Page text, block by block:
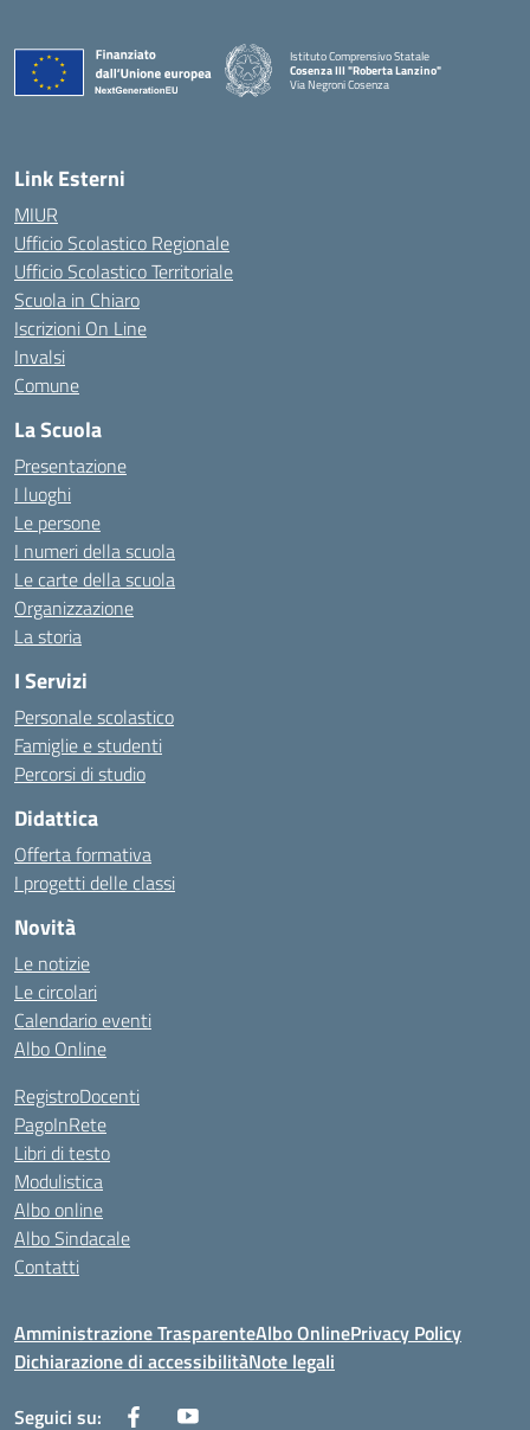
Istituto Comprensivo Statale
Cosenza III "Roberta Lanzino"
Via Negroni Cosenza
— Visita la pagina iniziale della scuola
Link Esterni
MIUR
Ufficio Scolastico Regionale
Ufficio Scolastico Territoriale
Scuola in Chiaro
Iscrizioni On Line
Invalsi
Comune
La Scuola
Presentazione
I luoghi
Le persone
I numeri della scuola
Le carte della scuola
Organizzazione
La storia
I Servizi
Personale scolastico
Famiglie e studenti
Percorsi di studio
Didattica
Offerta formativa
I progetti delle classi
Novità
Le notizie
Le circolari
Calendario eventi
Albo Online
RegistroDocenti
PagoInRete
Libri di testo
Modulistica
Albo online
Albo Sindacale
Contatti
Amministrazione TrasparenteAlbo OnlinePrivacy Policy
Dichiarazione di accessibilitàNote legali
Seguici su: